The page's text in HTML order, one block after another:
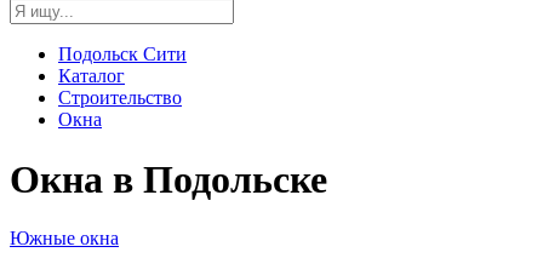
Подольск Сити
Каталог
Строительство
Окна
Окна в Подольске
Южные окна